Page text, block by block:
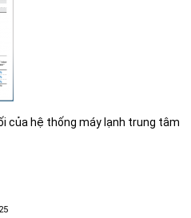
của hệ thống máy lạnh trung tâm